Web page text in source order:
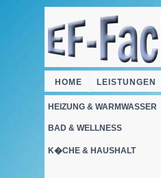
HOME LEISTUNGEN
HEIZUNG & WARMWASSER
BAD & WELLNESS
K�CHE & HAUSHALT